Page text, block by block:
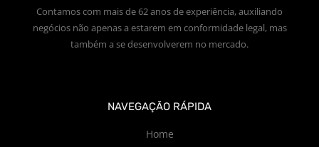
Contamos com mais de 62 anos de experiência, auxiliando
negócios não apenas a estarem em conformidade legal, mas
também a se desenvolverem no mercado.
NAVEGAÇÃO RÁPIDA
Home